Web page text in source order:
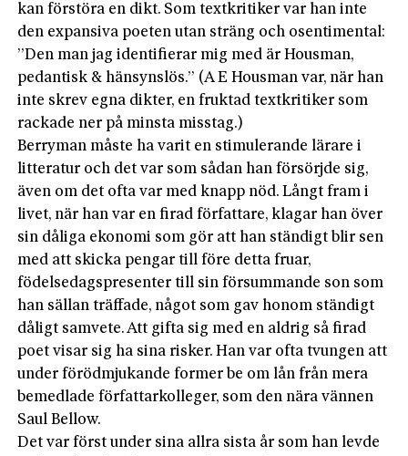
kan förstöra en dikt. Som textkritiker var han inte
den expansiva poeten utan sträng och osentimental:
”Den man jag identifierar mig med är Housman,
pedantisk & hänsynslös.” (A E Housman var, när han
inte skrev egna dikter, en fruktad textkritiker som
rackade ner på minsta misstag.)
Berryman måste ha varit en stimulerande lärare i
litteratur och det var som sådan han försörjde sig,
även om det ofta var med knapp nöd. Långt fram i
livet, när han var en firad författare, klagar han över
sin dåliga ekonomi som gör att han ständigt blir sen
med att skicka pengar till före detta fruar,
födelsedagspresenter till sin försummande son som
han sällan träffade, något som gav honom ständigt
dåligt samvete. Att gifta sig med en aldrig så firad
poet visar sig ha sina risker. Han var ofta tvungen att
under förödmjukande former be om lån från mera
bemedlade författarkolleger, som den nära vännen
Saul Bellow.
Det var först under sina allra sista år som han levde